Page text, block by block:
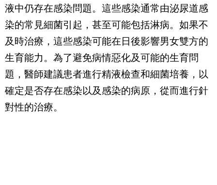
液中仍存在感染問題。這些感染通常由泌尿道感
染的常見細菌引起，甚至可能包括淋病。如果不
及時治療，這些感染可能在日後影響男女雙方的
生育能力。 為了避免病情惡化及可能的生育問
題，醫師建議患者進行精液檢查和細菌培養，以
確定是否存在感染以及感染的病原，從而進行針
對性的治療。